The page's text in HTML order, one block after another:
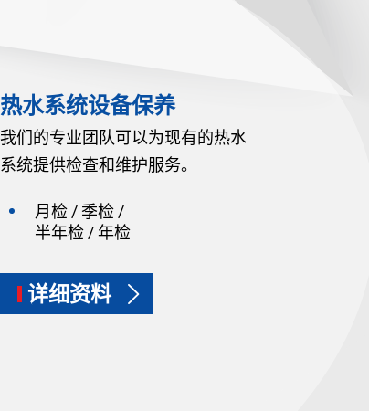
热水系统设备保养
我们的专业团队可以为现有的热水
系统提供检查和维护服务。
月检 / 季检 /
半年检 / 年检
详细资料